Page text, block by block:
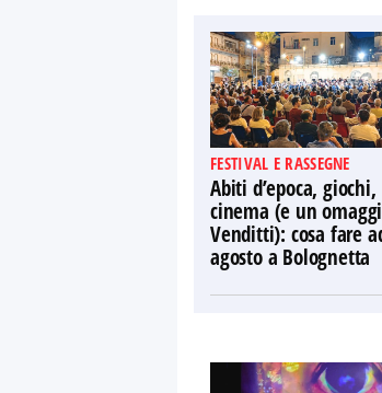
FESTIVAL E RASSEGNE
Abiti d’epoca, giochi,
cinema (e un
Venditti): cosa fare
agosto a Bolognetta